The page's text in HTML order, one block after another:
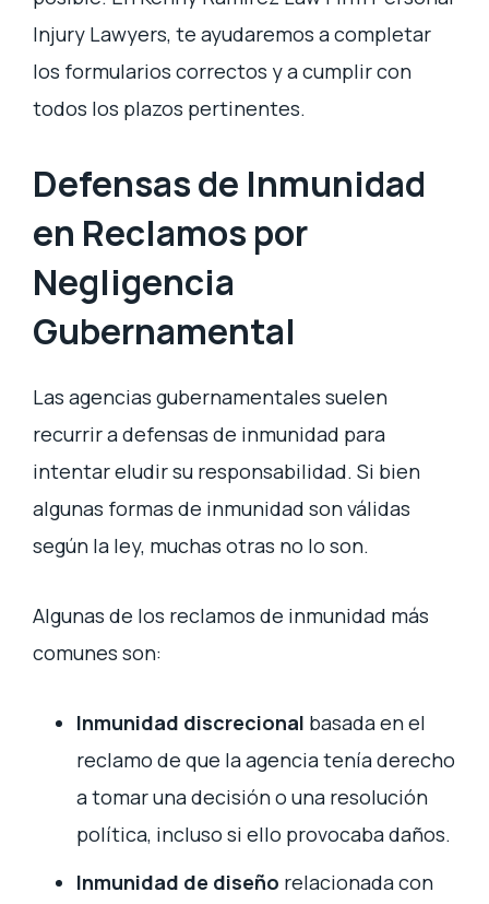
Injury Lawyers, te ayudaremos a completar
los formularios correctos y a cumplir con
todos los plazos pertinentes.
Defensas de Inmunidad
en Reclamos por
Negligencia
Gubernamental
Las agencias gubernamentales suelen
recurrir a defensas de inmunidad para
intentar eludir su responsabilidad. Si bien
algunas formas de inmunidad son válidas
según la ley, muchas otras no lo son.
Algunas de los reclamos de inmunidad más
comunes son:
Inmunidad discrecional basada en el
reclamo de que la agencia tenía derecho
a tomar una decisión o una resolución
política, incluso si ello provocaba daños.
Inmunidad de diseño relacionada con